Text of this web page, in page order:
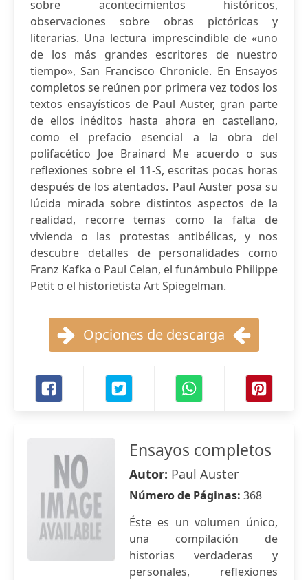
sobre acontecimientos históricos,
observaciones sobre obras pictóricas y
literarias. Una lectura imprescindible de «uno
de los más grandes escritores de nuestro
tiempo», San Francisco Chronicle. En Ensayos
completos se reúnen por primera vez todos los
textos ensayísticos de Paul Auster, gran parte
de ellos inéditos hasta ahora en castellano,
como el prefacio esencial a la obra del
polifacético Joe Brainard Me acuerdo o sus
reflexiones sobre el 11-S, escritas pocas horas
después de los atentados. Paul Auster posa su
lúcida mirada sobre distintos aspectos de la
realidad, recorre temas como la falta de
vivienda o las protestas antibélicas, y nos
descubre detalles de personalidades como
Franz Kafka o Paul Celan, el funámbulo Philippe
Petit o el historietista Art Spiegelman.
Opciones de descarga
Ensayos completos
Autor: Paul Auster
Número de Páginas: 368
Éste es un volumen único,
una compilación de
historias verdaderas y
personales, reflexiones